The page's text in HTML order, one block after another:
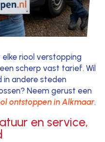
riool verstopping
scherp vast tarief. Wil
in andere steden
Neem gerust een
ontstoppen in Alkmaar.
en service,